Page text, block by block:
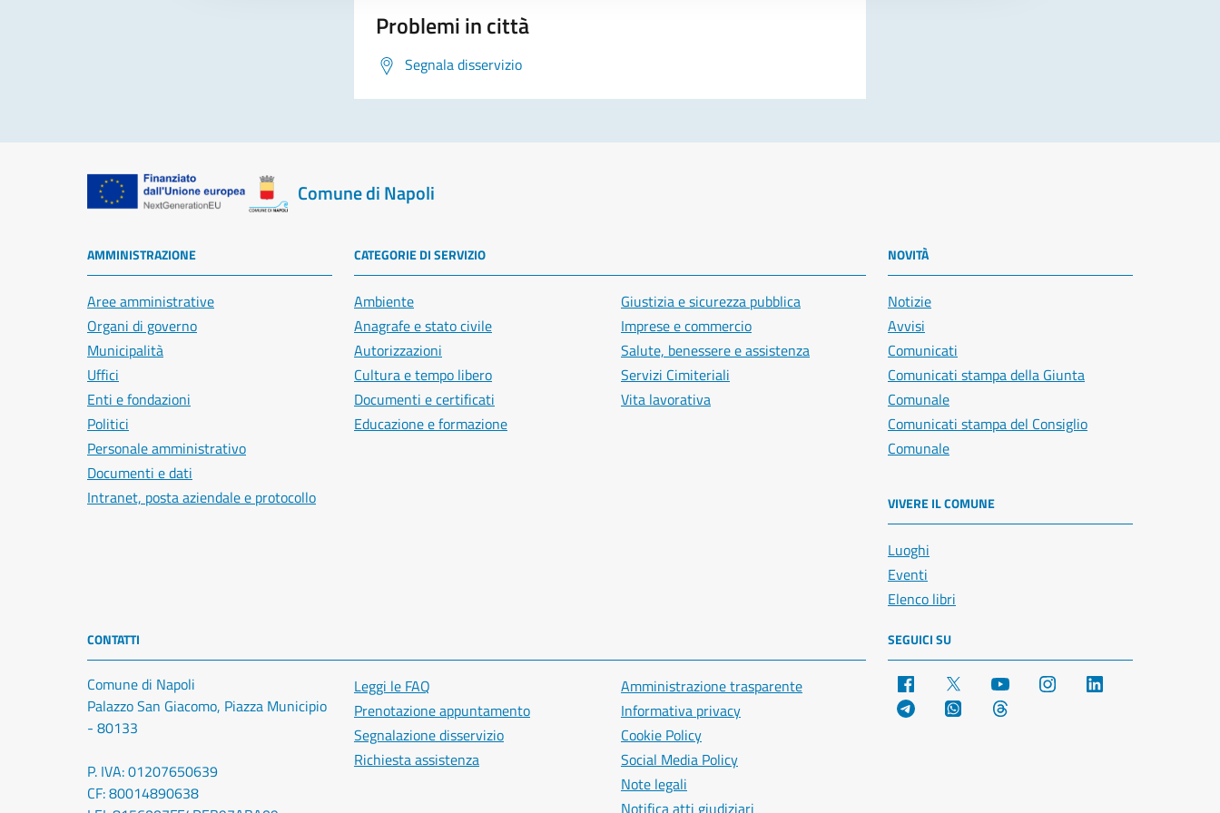
Problemi in città
Segnala disservizio
Comune di Napoli
AMMINISTRAZIONE
Aree amministrative
Organi di governo
Municipalità
Uffici
Enti e fondazioni
Politici
Personale amministrativo
Documenti e dati
Intranet, posta aziendale e protocollo
CATEGORIE DI SERVIZIO
Ambiente
Anagrafe e stato civile
Autorizzazioni
Cultura e tempo libero
Documenti e certificati
Educazione e formazione
Giustizia e sicurezza pubblica
Imprese e commercio
Salute, benessere e assistenza
Servizi Cimiteriali
Vita lavorativa
NOVITÀ
Notizie
Avvisi
Comunicati
Comunicati stampa della Giunta
Comunale
Comunicati stampa del Consiglio
Comunale
VIVERE IL COMUNE
Luoghi
Eventi
Elenco libri
CONTATTI
Comune di Napoli
Palazzo San Giacomo, Piazza Municipio
- 80133
P. IVA: 01207650639
CF: 80014890638
Leggi le FAQ
Prenotazione appuntamento
Segnalazione disservizio
Richiesta assistenza
Amministrazione trasparente
Informativa privacy
Cookie Policy
Social Media Policy
Note legali
SEGUICI SU
Facebook YouTube Instagram
Telegram WhatsApp